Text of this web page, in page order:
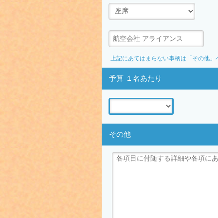
上記にあてはまらない事柄は「その他」
予算 １名あたり
その他